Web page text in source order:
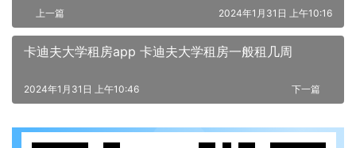
上一篇 2024年1月31日 上午10:16
卡迪夫大学租房app 卡迪夫大学租房一般租几周
下一篇
2024年1月31日 上午10:46